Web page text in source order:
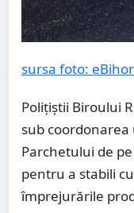
sursa foto:
Polițiștii Biroului
sub
Parchetului de
pentru a stabili
împrejurările